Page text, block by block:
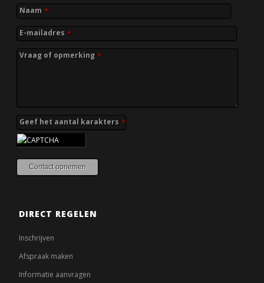
Naam *
E-mailadres *
Vraag of opmerking *
Geef het aantal karakters *
Contact opnemen
DIRECT REGELEN
Inschrijven
Afspraak maken
Informatie aanvragen